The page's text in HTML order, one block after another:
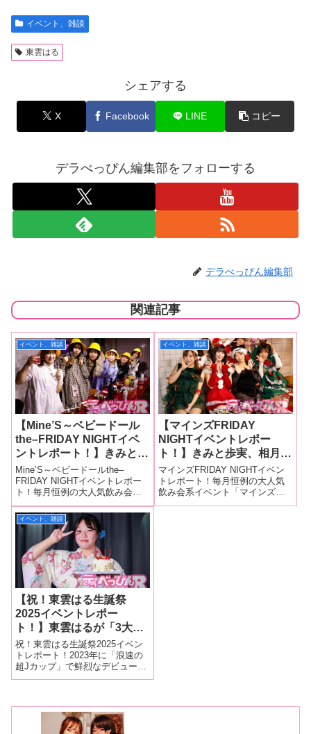
イベント、雑談
東雲はる
シェアする
X Facebook LINE コピー
デラべっぴん編集部をフォローする
デラべっぴん編集部
関連記事
イベント、雑談
【Mine’S～ベビードール
the–FRIDAY NIGHTイベ
ントレポート！】きみと歩
実、愛夢みり、東雲はる、
白浜美羽、渚まみ、黒木歩
が初体験、初撮影、初男性
器遭遇など4月だけに
「初」を語りまくる！
Mine’S～ベビードールthe–
FRIDAY NIGHTイベントレポー
ト！毎月恒例の大人気飲み会系
イベント「Mine’S～ベビードー
ルthe–FRIDAY NIGHT＜今宵は
入学式＞」が、4月5日、東京・
代々木にあるA Talk Club
イベント、雑談
【マインズFRIDAY
NIGHTイベントレポー
ト！】きみと歩実、相月菜
緒、雨宮あや花、江戸川も
なか、椎名キキ、東雲は
る、山口由愛が禁断のクリ
スマスパーティー！ プラ
マインズFRIDAY NIGHTイベン
トレポート！毎月恒例の大人気
飲み会系イベント「マインズ
FRIDAY NIGHT＜今宵は2024ク
イベント、雑談
【祝！東雲はる生誕祭
2025イベントレポー
ト！】東雲はるが「3大〇
〇」を通して人生を振り返
る！ キュートな浴衣姿で
ファンから誕生日を祝
福！ ビールぶっかけ事件
祝！東雲はる生誕祭2025イベン
トレポート！2023年に「浪速の
超Jカップ」で鮮烈なデビューを
飾った東雲はるちゃんの誕生日
のイベントスペース・ミコノス
で盛大に開催されました。当日